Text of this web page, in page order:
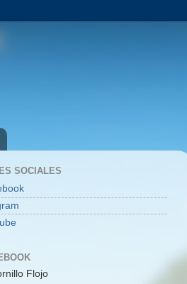
SOCIALES
Flojo